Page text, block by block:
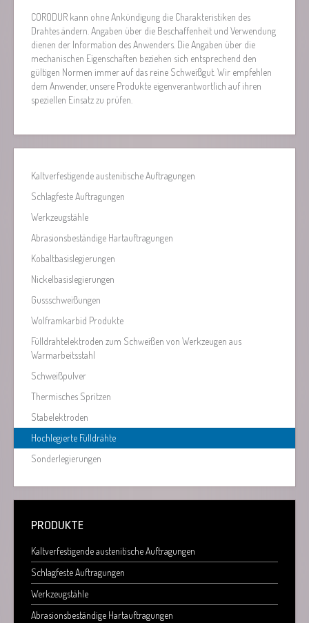
CORODUR kann ohne Ankündigung die Charakteristiken des
Drahtes ändern. Angaben über die Beschaffenheit und Verwendung
dienen der Information des Anwenders. Die Angaben über die
mechanischen Eigenschaften beziehen sich entsprechend den
gültigen Normen immer auf das reine Schweißgut. Wir empfehlen
dem Anwender, unsere Produkte eigenverantwortlich auf ihren
speziellen Einsatz zu prüfen.
Kaltverfestigende austenitische Auftragungen
Schlagfeste Auftragungen
Werkzeugstähle
Abrasionsbeständige Hartauftragungen
Kobaltbasislegierungen
Nickelbasislegierungen
Gussschweißungen
Wolframkarbid Produkte
Fülldrahtelektroden zum Schweißen von Werkzeugen aus
Warmarbeitsstahl
Schweißpulver
Thermisches Spritzen
Stabelektroden
Hochlegierte Fülldrähte
Sonderlegierungen
PRODUKTE
Kaltverfestigende austenitische Auftragungen
Schlagfeste Auftragungen
Werkzeugstähle
Abrasionsbeständige Hartauftragungen